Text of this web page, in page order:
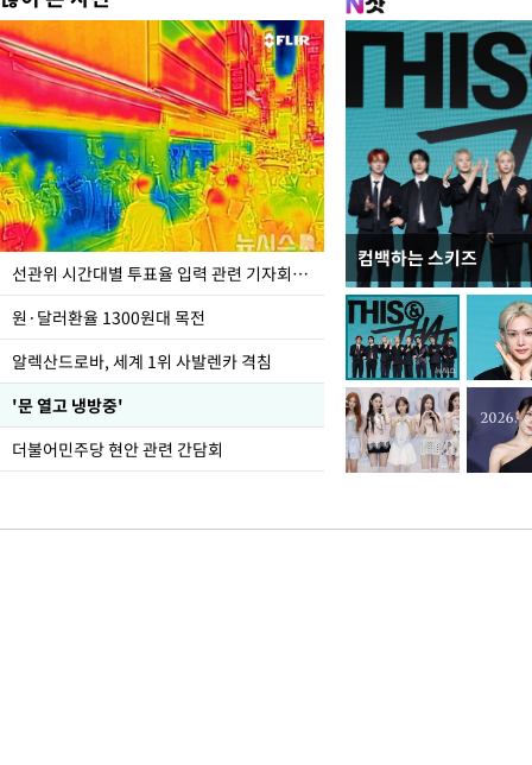
선관위 시간대별 투표율 입력 관련 기자회견하는 주진우 의원
원·달러환율 1300원대 목전
알렉산드로바, 세계 1위 사발렌카 격침
'문 열고 냉방중'
더불어민주당 현안 관련 간담회
컴백하는 스키즈
주유소 기름값 12주